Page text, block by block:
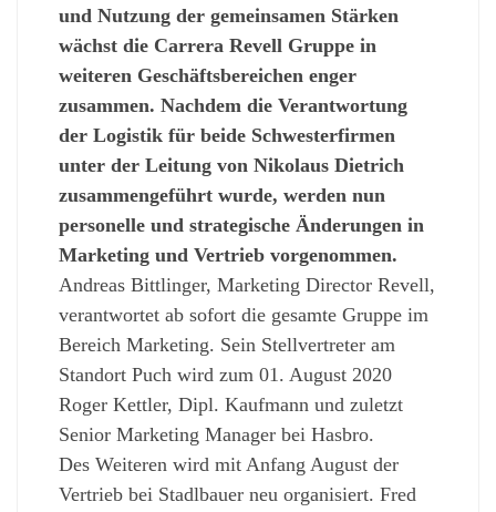
und Nutzung der gemeinsamen Stärken
wächst die Carrera Revell Gruppe in
weiteren Geschäftsbereichen enger
zusammen. Nachdem die Verantwortung
der Logistik für beide Schwesterfirmen
unter der Leitung von Nikolaus Dietrich
zusammengeführt wurde, werden nun
personelle und strategische Änderungen in
Marketing und Vertrieb vorgenommen.
Andreas Bittlinger, Marketing Director Revell,
verantwortet ab sofort die gesamte Gruppe im
Bereich Marketing. Sein Stellvertreter am
Standort Puch wird zum 01. August 2020
Roger Kettler, Dipl. Kaufmann und zuletzt
Senior Marketing Manager bei Hasbro.
Des Weiteren wird mit Anfang August der
Vertrieb bei Stadlbauer neu organisiert. Fred